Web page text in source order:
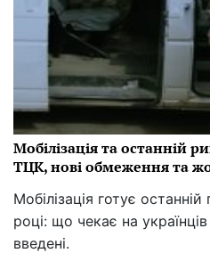
Мобілізація та останній
ТЦК, нові обмеження та
Мобілізація готує
році: що чекає на
введені.